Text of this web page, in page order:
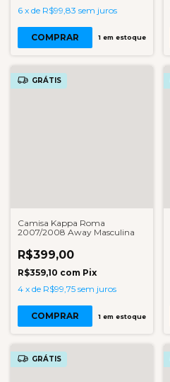
6 x de R$99,83 sem juros
COMPRAR 1em estoque
GRÁTIS
Camisa Kappa Roma
2007/2008 Away Masculina
R$399,00
R$359,10 com Pix
4 x de R$99,75 sem juros
COMPRAR 1em estoque
GRÁTIS